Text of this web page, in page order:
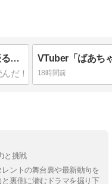
ホロライブ「さくらみこ」ペンラ振る動作で体調崩す？ホロドリで画面酔いして凸待ち1時間で切り上げる「雪花ラミィ」コラボ配信に向けてゆっくり休む
18時間前
と挑戦
ントの舞台裏や最新動向を
裏側に潜むドラマを掘り下